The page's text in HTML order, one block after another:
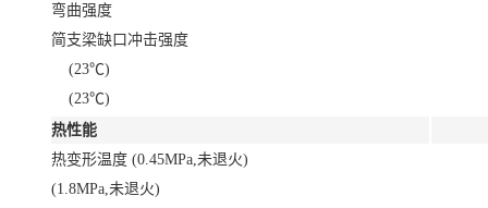
弯曲强度
简支梁缺口冲击强度
(23℃)
(23℃)
热性能
热变形温度 (0.45MPa,未退火)
(1.8MPa,未退火)